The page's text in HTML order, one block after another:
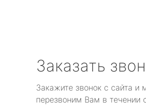
Заказать
Закажите звонок с сайта и
перезвоним Вам в течении